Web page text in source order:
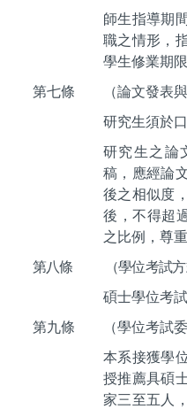
師生指導期
職之情形，
學生修業期
第七條
（論文發表
研究生須於
研究生之論
稿，應經論
後之相似度
後，不得超
之比例，尊
第八條
（學位考試方
碩士學位考
第九條
（學位考試
本系接獲學
授推薦具碩
家三至五人